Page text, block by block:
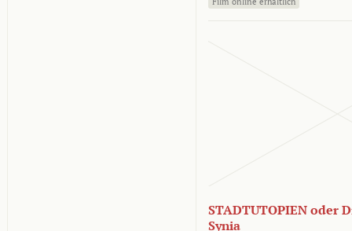
STADTUTOPIEN oder
Synia